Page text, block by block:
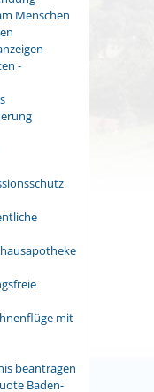
Menschen
-
mit
beantragen
Baden-